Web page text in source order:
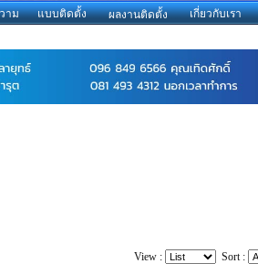
าม แบบติดตั้ง ผลงานติดตั้ง เกี่ยวกับเรา
View : Sort :